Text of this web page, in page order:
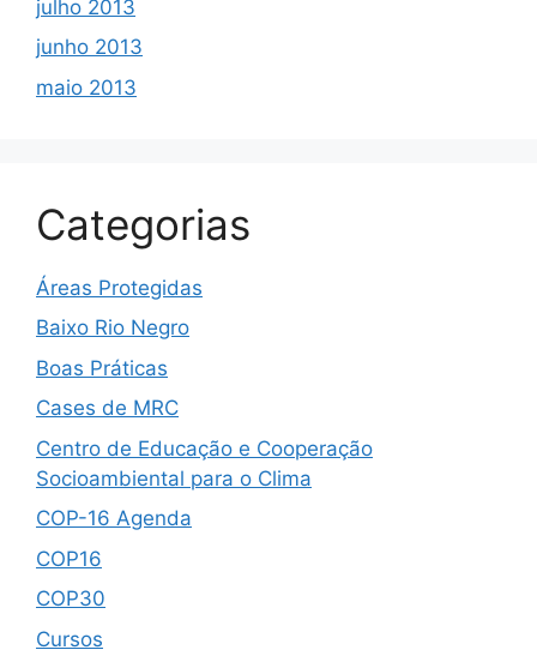
julho 2013
junho 2013
maio 2013
Categorias
Áreas Protegidas
Baixo Rio Negro
Boas Práticas
Cases de MRC
Centro de Educação e Cooperação
Socioambiental para o Clima
COP-16 Agenda
COP16
COP30
Cursos